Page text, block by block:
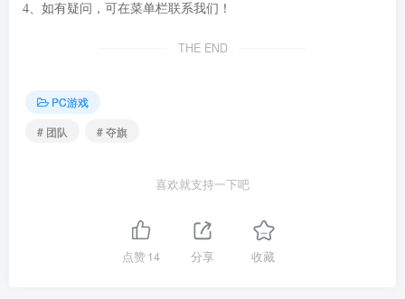
4、如有疑问，可在菜单栏联系我们！
THE END
PC游戏
# 团队
# 夺旗
喜欢就支持一下吧
点赞14 分享 收藏